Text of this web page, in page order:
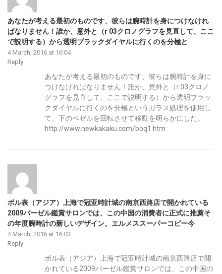
あなたが考える最初のものです、彼らは腕時計を身につけなけれ
ばなりません！誰か、意外と（r 03クロノグラフを見直して、ここ
で説明する）から透明ブラックダイヤルに行くのを分極と
4 March, 2016 at 16:04
Reply
あなたが考える最初のものです、彼らは腕時計を身に
つけなければなりません！誰か、意外と（r 03クロノ
グラフを見直して、ここで説明する）から透明ブラッ
クダイヤルに行くのを分極というガラス処理を使用し
て、下のベゼルを回転させて移動を明らかにした。
http://www.newkakaku.com/boq1.htm
ボル表（アジア）上海で冠亚時計城の南京西路店で開かれている
2009バーゼル鑑賞サロンでは、この中国の消費者に正式に推薦そ
の年度腕時計の新しいデザイン。エルメススーパーコピー今
4 March, 2016 at 16:03
Reply
ボル表（アジア）上海で冠亚時計城の南京西路店で開
かれている2009バーゼル鑑賞サロンでは、この中国の